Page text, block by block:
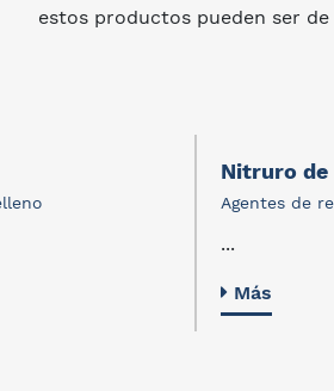
estos productos pueden ser
Nitruro de
Agentes de
...
Más